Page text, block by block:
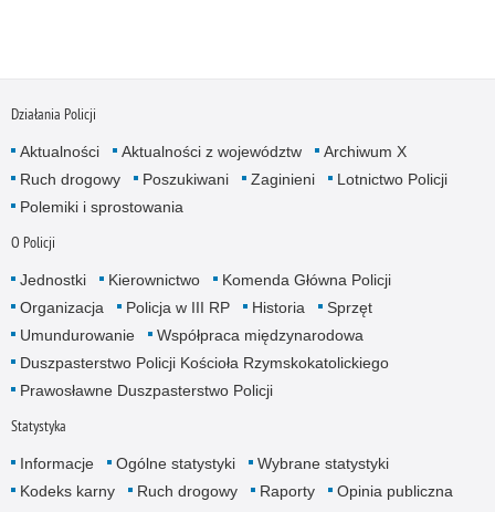
Działania Policji
Aktualności Aktualności z województw
Archiwum X
Ruch drogowy
Poszukiwani Zaginieni
Lotnictwo Policji
Polemiki i sprostowania
O Policji
Jednostki Kierownictwo
Komenda Główna Policji
Organizacja
Policja w III RP Historia
Sprzęt
Umundurowanie
Współpraca międzynarodowa
Duszpasterstwo Policji Kościoła Rzymskokatolickiego
Prawosławne Duszpasterstwo Policji
Statystyka
Informacje Ogólne statystyki
Wybrane statystyki
Kodeks karny
Ruch drogowy Raporty Opinia publiczna